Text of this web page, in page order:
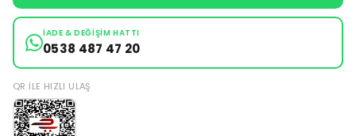
İADE & DEĞIŞIM HATTI
0538 487 47 20
QR ILE HIZLI ULAŞ